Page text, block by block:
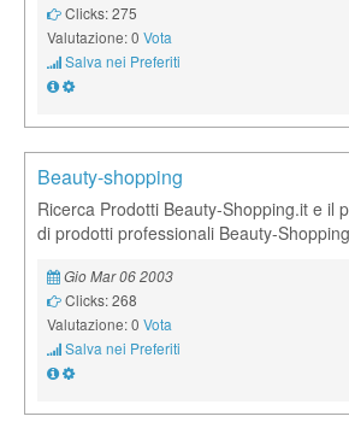
Clicks: 275
Valutazione: 0 Vota
Salva nei Preferiti
Beauty-shopping
Ricerca Prodotti Beauty-Shopping.it e il
di prodotti professionali Beauty-
Gio Mar 06 2003
Clicks: 268
Valutazione: 0 Vota
Salva nei Preferiti